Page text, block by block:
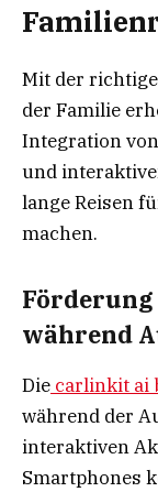
Mit der
der Familie
Integration
und
lange Reisen
machen.
während
Die carlinkit ai
während der
interaktiven
Smartphones